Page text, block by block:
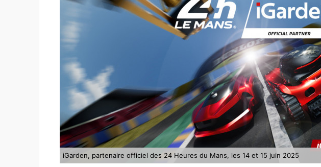
iGarden, partenaire officiel des 24 Heures du Mans, les 14 et 15 juin 2025